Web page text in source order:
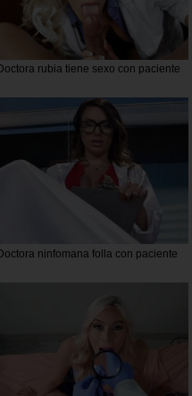
rubia tiene sexo con paciente
ninfomana folla con paciente